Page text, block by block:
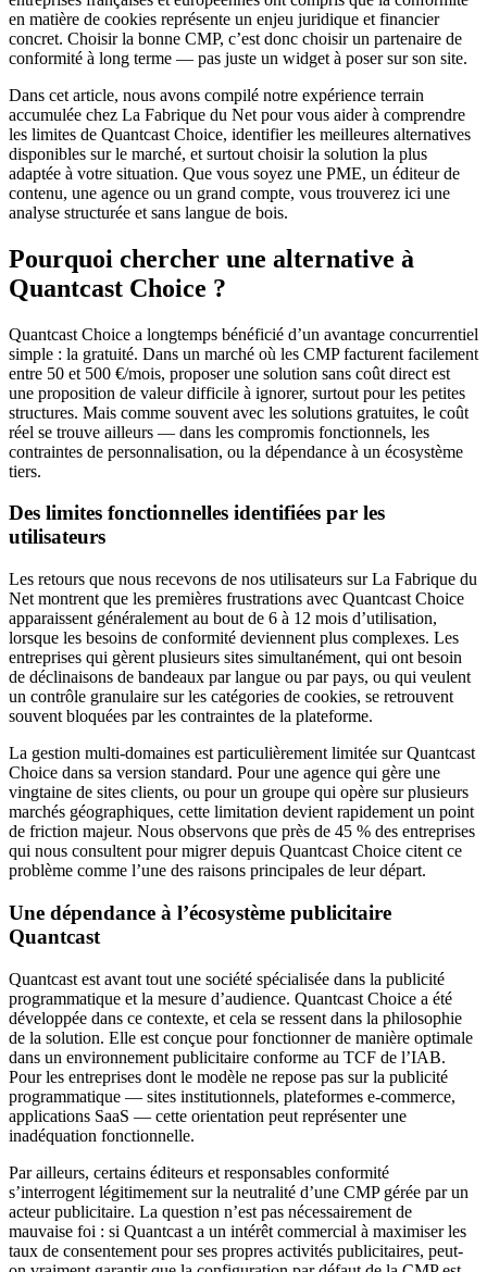
en matière de cookies représente un enjeu juridique et financier
concret. Choisir la bonne CMP, c’est donc choisir un partenaire de
conformité à long terme — pas juste un widget à poser sur son site.
Dans cet article, nous avons compilé notre expérience terrain
accumulée chez La Fabrique du Net pour vous aider à comprendre
les limites de Quantcast Choice, identifier les meilleures alternatives
disponibles sur le marché, et surtout choisir la solution la plus
adaptée à votre situation. Que vous soyez une PME, un éditeur de
contenu, une agence ou un grand compte, vous trouverez ici une
analyse structurée et sans langue de bois.
Pourquoi chercher une alternative à
Quantcast Choice ?
Quantcast Choice a longtemps bénéficié d’un avantage concurrentiel
simple : la gratuité. Dans un marché où les CMP facturent facilement
entre 50 et 500 €/mois, proposer une solution sans coût direct est
une proposition de valeur difficile à ignorer, surtout pour les petites
structures. Mais comme souvent avec les solutions gratuites, le coût
réel se trouve ailleurs — dans les compromis fonctionnels, les
contraintes de personnalisation, ou la dépendance à un écosystème
tiers.
Des limites fonctionnelles identifiées par les
utilisateurs
Les retours que nous recevons de nos utilisateurs sur La Fabrique du
Net montrent que les premières frustrations avec Quantcast Choice
apparaissent généralement au bout de 6 à 12 mois d’utilisation,
lorsque les besoins de conformité deviennent plus complexes. Les
entreprises qui gèrent plusieurs sites simultanément, qui ont besoin
de déclinaisons de bandeaux par langue ou par pays, ou qui veulent
un contrôle granulaire sur les catégories de cookies, se retrouvent
souvent bloquées par les contraintes de la plateforme.
La gestion multi-domaines est particulièrement limitée sur Quantcast
Choice dans sa version standard. Pour une agence qui gère une
vingtaine de sites clients, ou pour un groupe qui opère sur plusieurs
marchés géographiques, cette limitation devient rapidement un point
de friction majeur. Nous observons que près de 45 % des entreprises
qui nous consultent pour migrer depuis Quantcast Choice citent ce
problème comme l’une des raisons principales de leur départ.
Une dépendance à l’écosystème publicitaire
Quantcast
Quantcast est avant tout une société spécialisée dans la publicité
programmatique et la mesure d’audience. Quantcast Choice a été
développée dans ce contexte, et cela se ressent dans la philosophie
de la solution. Elle est conçue pour fonctionner de manière optimale
dans un environnement publicitaire conforme au TCF de l’IAB.
Pour les entreprises dont le modèle ne repose pas sur la publicité
programmatique — sites institutionnels, plateformes e-commerce,
applications SaaS — cette orientation peut représenter une
inadéquation fonctionnelle.
Par ailleurs, certains éditeurs et responsables conformité
s’interrogent légitimement sur la neutralité d’une CMP gérée par un
acteur publicitaire. La question n’est pas nécessairement de
mauvaise foi : si Quantcast a un intérêt commercial à maximiser les
taux de consentement pour ses propres activités publicitaires, peut-